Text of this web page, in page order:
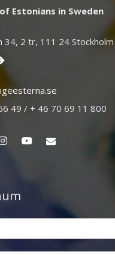
Estonians in Sweden
34, 2 tr, 111 24 Stockholm
es.an
retse
49 / + 46 70 69 11 800